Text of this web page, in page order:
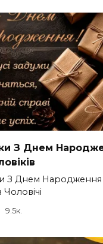
З Днем
З Днем Народження
Чоловічі
9.5к.